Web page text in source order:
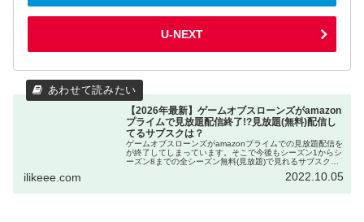
U-NEXT
【2026年最新】ゲームオブスローンズがamazon
プライムで見放題配信終了!?見放題(無料)配信し
てるサブスクは？
ゲームオブスローンズがamazonプライムでの見放題配信を
が終了してしまっています。そこで今後もシーズン1からシ
ーズン8までの全シーズン無料(見放題)で見れるサブスクを
ilikeee.com 2022.10.05